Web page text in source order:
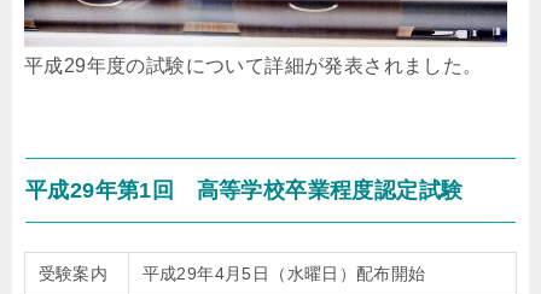
平成29年度の試験について詳細が発表されました。
平成29年第1回 高等学校卒業程度認定試験
受験案内 平成29年4月5日（水曜日）配布開始